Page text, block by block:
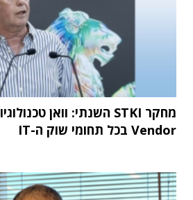
Vendor בכל תחומי שוק ה-IT